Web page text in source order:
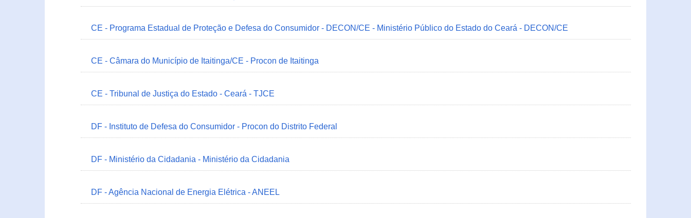
CE - Programa Estadual de Proteção e Defesa do Consumidor - DECON/CE - Ministério Público do Estado do Ceará - DECON/CE
CE - Câmara do Município de Itaitinga/CE - Procon de Itaitinga
CE - Tribunal de Justiça do Estado - Ceará - TJCE
DF - Instituto de Defesa do Consumidor - Procon do Distrito Federal
DF - Ministério da Cidadania - Ministério da Cidadania
DF - Agência Nacional de Energia Elétrica - ANEEL